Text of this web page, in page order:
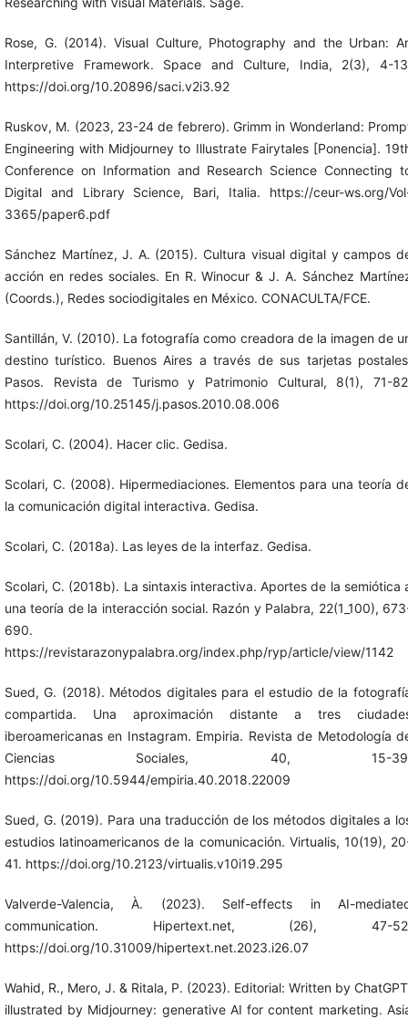
Rose, G. (2014). Visual Culture, Photography and the Urban:
Interpretive Framework. Space and Culture, India, 2(3), 4-
https://doi.org/10.20896/saci.v2i3.92
Ruskov, M. (2023, 23-24 de febrero). Grimm in Wonderland:
Engineering with Midjourney to Illustrate Fairytales [Ponencia].
Conference on Information and Research Science Connecting
Digital and Library Science, Bari, Italia. https://ceur-ws.org/
3365/paper6.pdf
Sánchez Martínez, J. A. (2015). Cultura visual digital y campos
acción en redes sociales. En R. Winocur & J. A. Sánchez
(Coords.), Redes sociodigitales en México. CONACULTA/FCE.
Santillán, V. (2010). La fotografía como creadora de la imagen de
destino turístico. Buenos Aires a través de sus tarjetas
Pasos. Revista de Turismo y Patrimonio Cultural, 8(1), 71-
https://doi.org/10.25145/j.pasos.2010.08.006
Scolari, C. (2004). Hacer clic. Gedisa.
Scolari, C. (2008). Hipermediaciones. Elementos para una teoría
la comunicación digital interactiva. Gedisa.
Scolari, C. (2018a). Las leyes de la interfaz. Gedisa.
Scolari, C. (2018b). La sintaxis interactiva. Aportes de la semiótica
una teoría de la interacción social. Razón y Palabra, 22(1_100),
690.
https://revistarazonypalabra.org/index.php/ryp/article/view/1142
Sued, G. (2018). Métodos digitales para el estudio de la
compartida. Una aproximación distante a tres
iberoamericanas en Instagram. Empiria. Revista de Metodología
Ciencias Sociales, 40, 15-
https://doi.org/10.5944/empiria.40.2018.22009
Sued, G. (2019). Para una traducción de los métodos digitales a
estudios latinoamericanos de la comunicación. Virtualis, 10(19),
41. https://doi.org/10.2123/virtualis.v10i19.295
Valverde-Valencia, À. (2023). Self-effects in AI-
communication. Hipertext.net, (26), 47-
https://doi.org/10.31009/hipertext.net.2023.i26.07
Wahid, R., Mero, J. & Ritala, P. (2023). Editorial: Written by
illustrated by Midjourney: generative AI for content marketing.